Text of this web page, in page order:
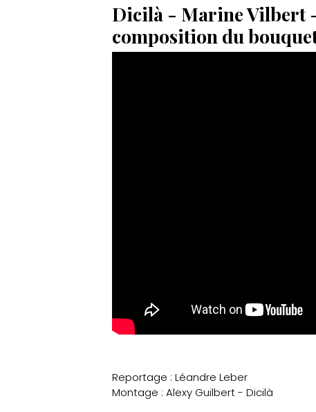
Dicilà - Marine Vilbert
composition du
Reportage : Léandre Leber
Montage : Alexy Guilbert - Dicilà